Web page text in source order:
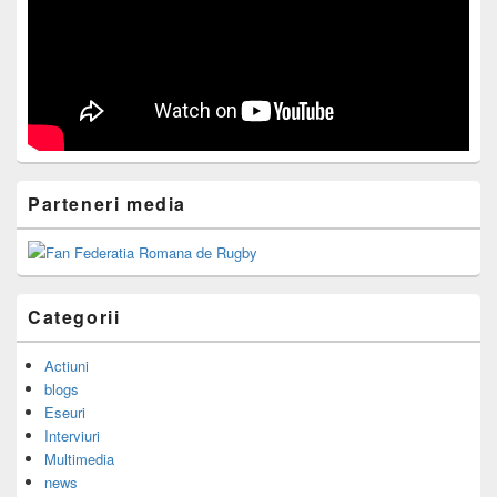
Parteneri media
Categorii
Actiuni
blogs
Eseuri
Interviuri
Multimedia
news